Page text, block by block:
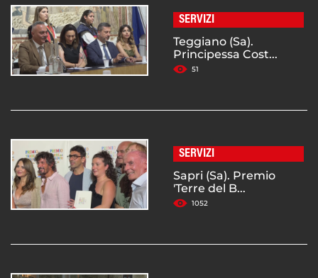
SERVIZI
Teggiano (Sa).
Principessa Cost...
51
SERVIZI
Sapri (Sa). Premio
'Terre del B...
1052